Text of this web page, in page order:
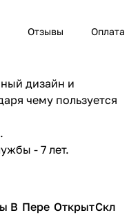
Отзывы Оплата
дизайн и
чему пользуется
- 7 лет.
В Пере ОткрытСкл